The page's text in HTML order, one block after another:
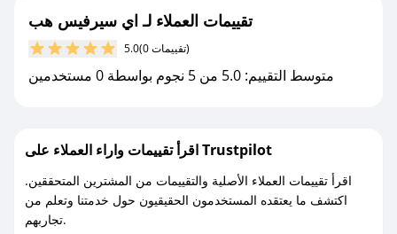
تقييمات العملاء لـ اي سيرفيس هب
5.0 (0 تقييمات)
متوسط التقييم: 5.0 من 5 نجوم بواسطة 0 مستخدمين
اقرأ تقييمات واراء العملاء على Trustpilot
اقرأ تقييمات العملاء الأصلية والتقييمات من المشترين المتحققين.
اكتشف ما يعتقده المستخدمون الحقيقيون حول خدمتنا وتعلم من
تجاربهم.